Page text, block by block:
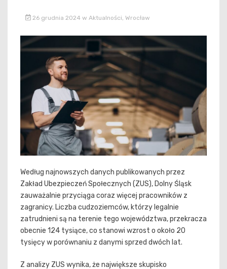
26 grudnia 2024 w Aktualności Wrocław
Według najnowszych danych publikowanych przez
Zakład Ubezpieczeń Społecznych (ZUS), Dolny Śląsk
zauważalnie przyciąga coraz więcej pracowników z
zagranicy. Liczba cudzoziemców, którzy legalnie
zatrudnieni są na terenie tego województwa, przekracza
obecnie 124 tysiące, co stanowi wzrost o około 20
tysięcy w porównaniu z danymi sprzed dwóch lat.
Z analizy ZUS wynika, że największe skupisko